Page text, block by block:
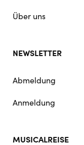
Über uns
NEWSLETTER
Abmeldung
Anmeldung
MUSICALREISE